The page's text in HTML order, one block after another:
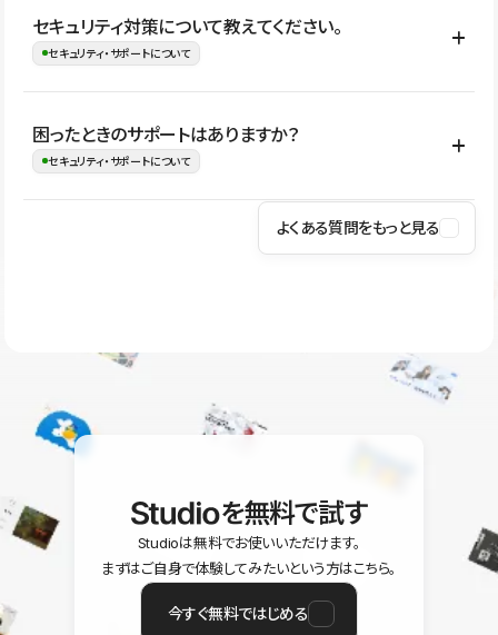
はい。CMSやコンポーネントを活用して更新範囲を設計しておく
ことで、デザインを崩しにくい状態で運用できます。 さらにコン
ながらレイアウトに影響を与えずに更新作業を進めやすくなりま
す。
セキュリティ対策について教えてください。
セキュリティ・サポートについて
Studioでは、公開サイトやサービスを安全に利用できるよう、通信
の暗号化、データ保護、アクセス管理、脆弱性対策など、複数の観
はSSL/TLSによる通信暗号化に対応しており、悪質なスクリプトの
困ったときのサポートはありますか？
セキュリティ・サポートについて
操作方法や機能については、ヘルプセンターでご確認いただけま
ユーザー同士で質問・相談できるコミュニティもご利用ください。
よくある質問をもっと見る
を無料で試す
Studioは無料でお使いいただけます。
まずはご自身で体験してみたいという方はこちら。
今すぐ無料ではじめる